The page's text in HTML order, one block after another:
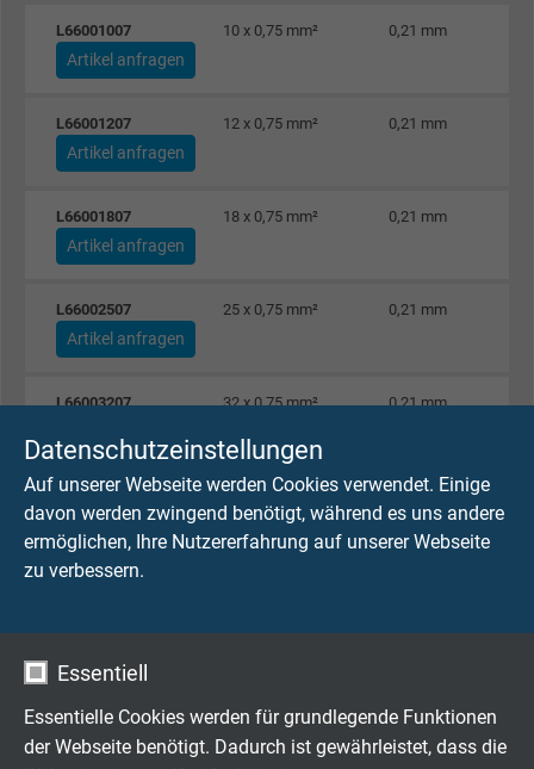
Datenschutzeinstellungen
Auf unserer Webseite werden Cookies verwendet. Einige
davon werden zwingend benötigt, während es uns andere
ermöglichen, Ihre Nutzererfahrung auf unserer Webseite
zu verbessern.
Essentiell
Essentielle Cookies werden für grundlegende Funktionen
der Webseite benötigt. Dadurch ist gewährleistet, dass die
L66001007 10 x 0,75 mm² 0,21 mm
Artikel anfragen
L66001207 12 x 0,75 mm² 0,21 mm
Artikel anfragen
L66001807 18 x 0,75 mm² 0,21 mm
Artikel anfragen
L66002507 25 x 0,75 mm² 0,21 mm
Artikel anfragen
L66003207 32 x 0,75 mm² 0,21 mm
L66004207 42 x 0,75 mm² 0,21 mm
Artikel anfragen
L66000210
Artikel anfragen